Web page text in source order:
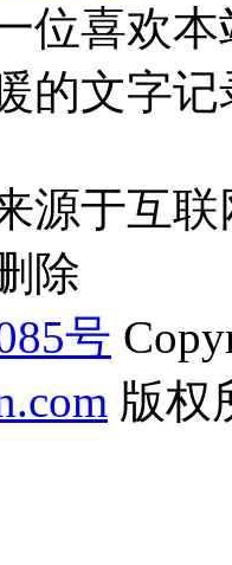
位喜欢
的文字
源于互
除
号
版权